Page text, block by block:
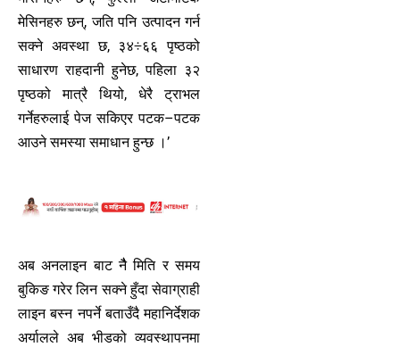
मेसिनहरु छन्, जति पनि उत्पादन गर्न
सक्ने अवस्था छ, ३४÷६६ पृष्ठको
साधारण राहदानी हुनेछ, पहिला ३२
पृष्ठको मात्रै थियो, धेरै ट्राभल
गर्नेहरुलाई पेज सकिएर पटक–पटक
आउने समस्या समाधान हुन्छ ।’
अब अनलाइन बाट नैै मिति र समय
बुकिङ गरेर लिन सक्ने हुँदा सेवाग्राही
लाइन बस्न नपर्ने बताउँदै महानिर्देशक
अर्यालले अब भीडको व्यवस्थापनमा